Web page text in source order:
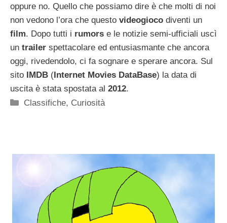
oppure no. Quello che possiamo dire è che molti di noi
non vedono l’ora che questo videogioco diventi un
film. Dopo tutti i rumors e le notizie semi-ufficiali uscì
un trailer spettacolare ed entusiasmante che ancora
oggi, rivedendolo, ci fa sognare e sperare ancora. Sul
sito IMDB (Internet Movies DataBase) la data di
uscita è stata spostata al 2012.
Categorie
Classifiche, Curiosità